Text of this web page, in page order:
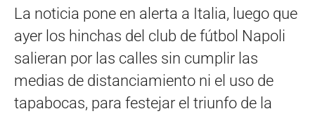
La noticia pone en alerta a Italia, luego que
ayer los hinchas del club de fútbol Napoli
salieran por las calles sin cumplir las
medias de distanciamiento ni el uso de
tapabocas, para festejar el triunfo de la